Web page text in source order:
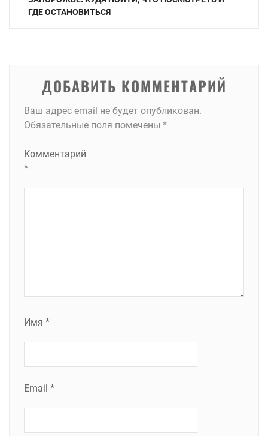
ГДЕ ОСТАНОВИТЬСЯ
ДОБАВИТЬ КОММЕНТАРИЙ
Ваш адрес email не будет опубликован.
Обязательные поля помечены *
Комментарий
*
Имя *
Email *